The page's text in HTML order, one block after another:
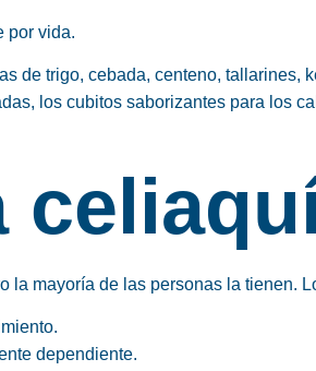
por vida.
de trigo, cebada, centeno, tallarines,
los cubitos saborizantes para los
mayoría de las personas la tienen.
dependiente.